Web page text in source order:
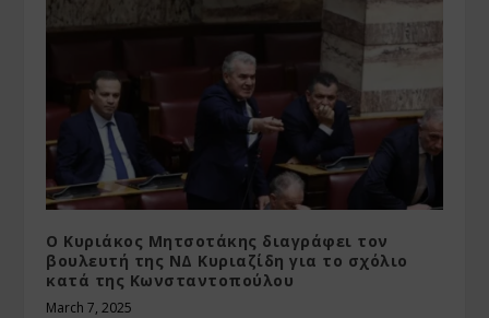
Ο Κυριάκος Μητσοτάκης διαγράφει τον
βουλευτή της ΝΔ Κυριαζίδη για το σχόλιο
κατά της Κωνσταντοπούλου
March 7, 2025